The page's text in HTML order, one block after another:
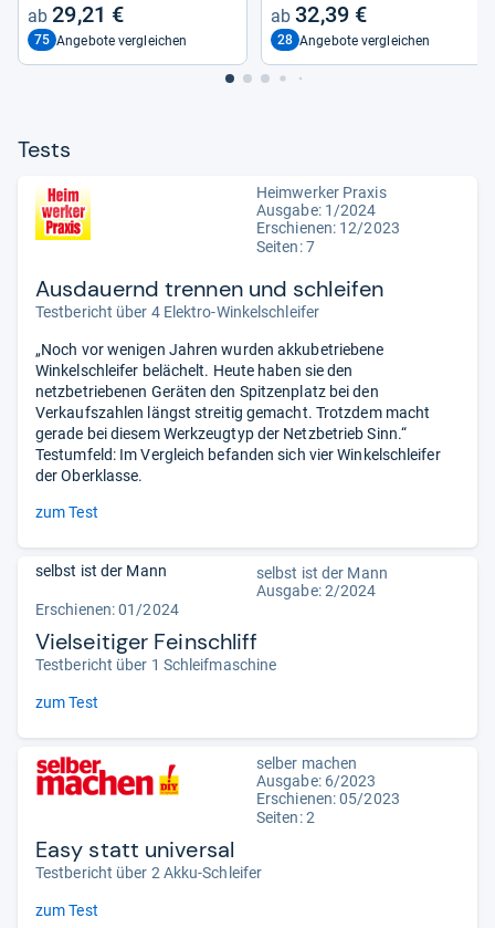
29,21 €
75 Angebote vergleichen
32,39 €
28 Angebote vergleichen
Tests
Heimwerker Praxis
Ausgabe: 1/2024
Erschienen: 12/2023
Seiten: 7
Ausdauernd trennen und schleifen
Testbericht über 4 Elektro-Winkelschleifer
„Noch vor wenigen Jahren wurden akkubetriebene
Winkelschleifer belächelt. Heute haben sie den
netzbetriebenen Geräten den Spitzenplatz bei den
Verkaufszahlen längst streitig gemacht. Trotzdem macht
gerade bei diesem Werkzeugtyp der Netzbetrieb Sinn.“
Testumfeld: Im Vergleich befanden sich vier Winkelschleifer
der Oberklasse.
zum Test
selbst ist der Mann
selbst ist der Mann
Ausgabe: 2/2024
Erschienen: 01/2024
Vielseitiger Feinschliff
Testbericht über 1 Schleifmaschine
zum Test
selber machen
Ausgabe: 6/2023
Erschienen: 05/2023
Seiten: 2
Easy statt universal
Testbericht über 2 Akku-Schleifer
zum Test